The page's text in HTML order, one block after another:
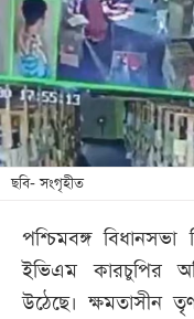
খেলা
বিনোদন
লাইফ
স্টাইল
শিক্ষা
সব
বিভাগ
ছবি- সংগৃহীত
পশ্চিমবঙ্গ
ইভিএম কারচুপির
উঠেছে। ক্ষমতাসীন